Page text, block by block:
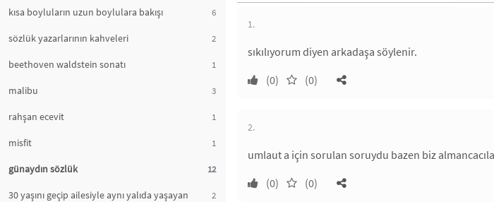
kısa boyluların uzun boylulara bakışı 6
sözlük yazarlarının kahveleri 2
beethoven waldstein sonatı 1
malibu 3
rahşan ecevit 1
misfit 1
günaydın sözlük 12
30 yaşını geçip ailesiyle aynı yalıda yaşayan
2
1.
sıkılıyorum diyen arkadaşa söylenir.
(0)
(0)
2.
umlaut a için sorulan soruydu bazen biz
(0)
(0)